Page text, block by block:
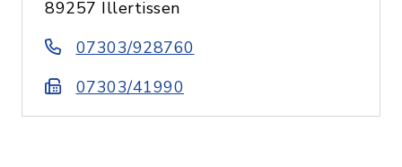
89257 Illertissen
07303/928760
07303/41990